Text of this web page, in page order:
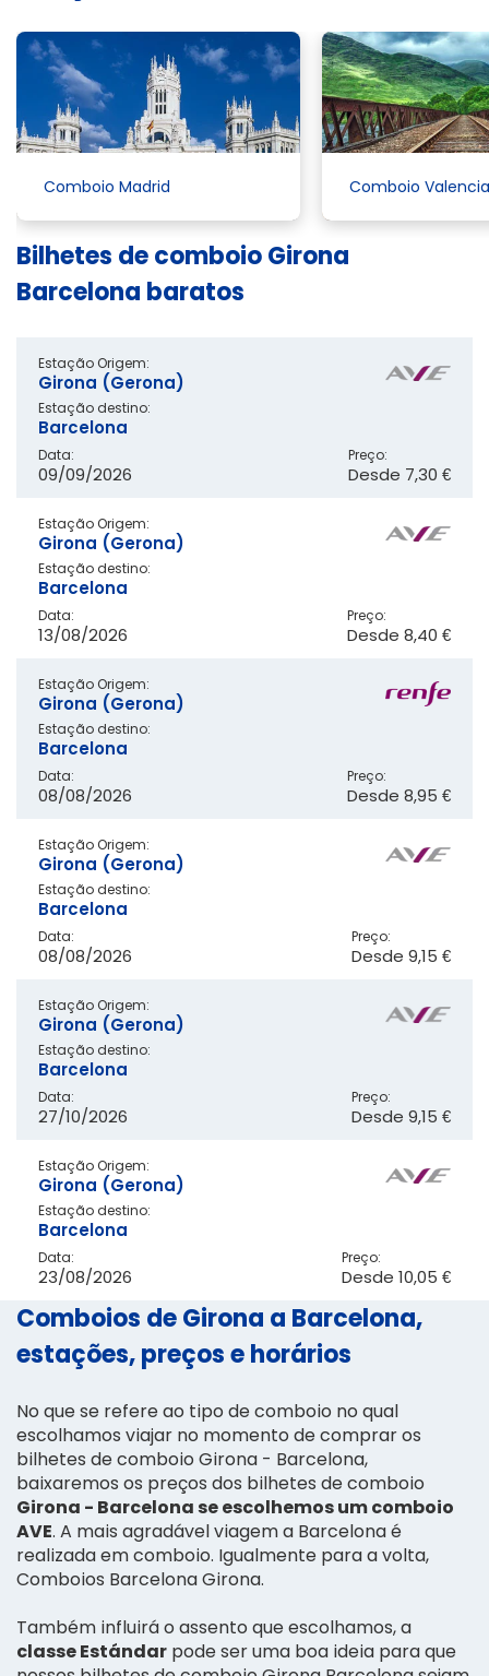
Comboio Madrid Comboio Valencia
Bilhetes de comboio Girona
Barcelona baratos
Estação Origem:
Girona (Gerona)
Estação destino:
Barcelona
Data:
09/09/2026
Preço:
Desde 7,30 €
Estação Origem:
Girona (Gerona)
Estação destino:
Barcelona
Data:
13/08/2026
Preço:
Desde 8,40 €
Estação Origem:
Girona (Gerona)
Estação destino:
Barcelona
Data:
08/08/2026
Preço:
Desde 8,95 €
Estação Origem:
Girona (Gerona)
Estação destino:
Barcelona
Data:
08/08/2026
Preço:
Desde 9,15 €
Estação Origem:
Girona (Gerona)
Estação destino:
Barcelona
Data:
27/10/2026
Preço:
Desde 9,15 €
Estação Origem:
Girona (Gerona)
Estação destino:
Barcelona
Data:
23/08/2026
Preço:
Desde 10,05 €
Comboios de Girona a Barcelona,
estações, preços e horários
No que se refere ao tipo de comboio no qual
escolhamos viajar no momento de comprar os
bilhetes de comboio Girona - Barcelona,
baixaremos os preços dos bilhetes de comboio
Girona - Barcelona se escolhemos um comboio
AVE. A mais agradável viagem a Barcelona é
realizada em comboio. Igualmente para a volta,
Comboios Barcelona Girona.
Também influirá o assento que escolhamos, a
classe Estándar pode ser uma boa ideia para que